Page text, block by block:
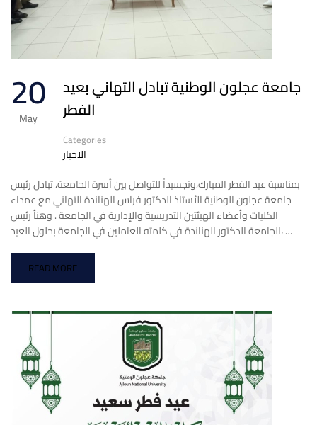
20
May
جامعة عجلون الوطنية تبادل التهاني بعيد
الفطر
Categories
الاخبار
بمناسبة عيد الفطر المبارك،وتجسيداً للتواصل بين أسرة الجامعة، تبادل رئيس
جامعة عجلون الوطنية الأستاذ الدكتور فراس الهناندة التهاني مع عمداء
الكليات وأعضاء الهيئتين التدريسية والإدارية في الجامعة . وهنأ رئيس
الجامعة الدكتور الهناندة في كلمته العاملين في الجامعة بحلول العيد، …
READ MORE